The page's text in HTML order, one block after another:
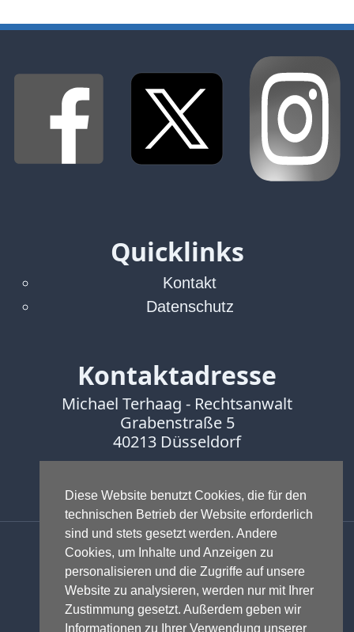
Diese Website benutzt Cookies, die für den
technischen Betrieb der Website erforderlich
sind und stets gesetzt werden. Andere
Cookies, um Inhalte und Anzeigen zu
personalisieren und die Zugriffe auf unsere
Website zu analysieren, werden nur mit Ihrer
Zustimmung gesetzt. Außerdem geben wir
Informationen zu Ihrer Verwendung unserer
Quicklinks
Kontakt
Datenschutz
Kontaktadresse
Michael Terhaag - Rechtsanwalt
Grabenstraße 5
40213 Düsseldorf
Fax:0211-16888601
Anwalt - Rechtsanwalt - Fachanwalt
für Gewerblichen Rechtsschutz -
Fachanwalt für IT-Recht -
Markenrecht,Wettbewerbsrecht,
Urheberrecht,IT-Recht und